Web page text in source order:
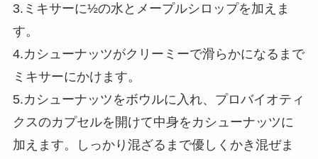
3.ミキサーに½の水とメープルシロップを加えま
す。
4.カシューナッツがクリーミーで滑らかになるまで
ミキサーにかけます。
5.カシューナッツをボウルに入れ、プロバイオティ
クスのカプセルを開けて中身をカシューナッツに
加えます。しっかり混ざるまで優しくかき混ぜま